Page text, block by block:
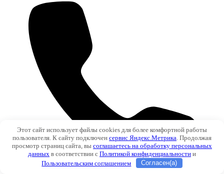
Этот сайт использует файлы cookies для более комфортной работы
пользователя. К сайту подключен сервис Яндекс.Метрика . Продолжая
просмотр страниц сайта, вы соглашаетесь на обработку персональных
данных в соответствии с Политикой конфиденциальности и
Пользовательским соглашением
Согласен(а)